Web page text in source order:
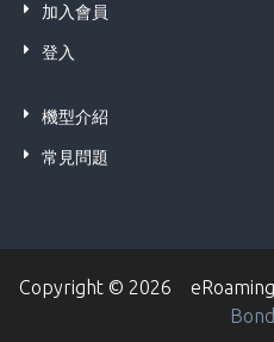
加入會員
登入
機型介紹
常見問題
Copyright © 2026